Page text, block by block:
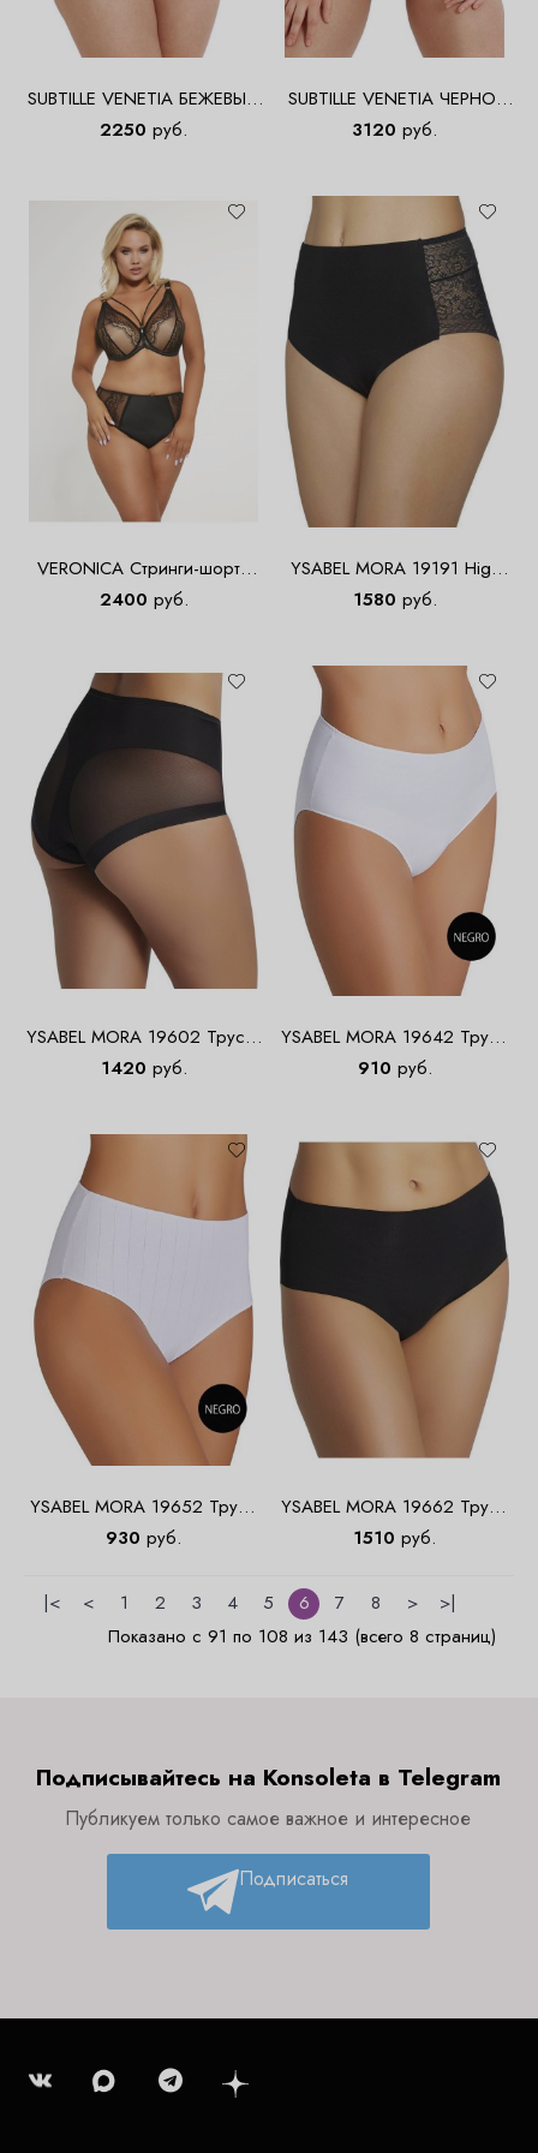
SUBTILLE VENETIA БЕЖЕВЫЙ
Трусы высокие
2250 руб.
SUBTILLE VENETIA ЧЕРНО-
БЕЖЕВЫЙ Трусы высокие
3120 руб.
VERONICA Стринги-шорты
Midi
2400 руб.
YSABEL MORA 19191 High
waist Трусы высокие
1580 руб.
YSABEL MORA 19602 Трусы-
макси с сеткой
1420 руб.
YSABEL MORA 19642 Трусы
maxi
910 руб.
YSABEL MORA 19652 Трусы
maxi
930 руб.
YSABEL MORA 19662 Трусы
maxi Laser хлопок
1510 руб.
|< < 1 2 3 4 5 6 7 8 >
>|
Показано с 91 по 108 из 143 (всего 8 страниц)
Подписывайтесь на Konsoleta в Telegram
Публикуем только самое важное и интересное
Подписаться